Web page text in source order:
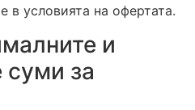
в условията на офертата.
и
суми за